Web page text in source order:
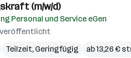
(m/w/d)
Personal und Service eGen
veröffentlicht
Teilzeit, Geringfügig ab 13,26 €